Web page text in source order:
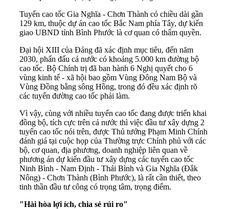
Tuyến cao tốc Gia Nghĩa - Chơn Thành có chiều dài gần
129 km, thuộc dự án cao tốc Bắc Nam phía Tây, dự kiến
giao UBND tỉnh Bình Phước là cơ quan có thẩm quyền.
Đại hội XIII của Đảng đã xác định mục tiêu, đến năm
2030, phấn đấu cả nước có khoảng 5.000 km đường bộ
cao tốc. Bộ Chính trị đã ban hành 6 Nghị quyết cho 6
vùng kinh tế - xã hội bao gồm Vùng Đông Nam Bộ và
Vùng Đồng bằng sông Hồng, trong đó đều xác định rõ
các tuyến đường cao tốc phải làm.
Vì vậy, cùng với nhiều tuyến cao tốc đang được triển khai
đồng bộ, tích cực trên cả nước thì việc đầu tư xây dựng 2
tuyến cao tốc nói trên, được Thủ tướng Phạm Minh Chính
đánh giá tại cuộc họp của Thường trực Chính phủ với các
bộ, cơ quan, địa phương, doanh nghiệp liên quan về
phương án dự kiến đầu tư xây dựng các tuyến cao tốc
Ninh Bình - Nam Định - Thái Bình và Gia Nghĩa (Đắk
Nông) - Chơn Thành (Bình Phước), là rất cần thiết, theo
tinh thần đầu tư công có trọng tâm, trọng điểm.
"Hài hòa lợi ích, chia sẻ rủi ro"